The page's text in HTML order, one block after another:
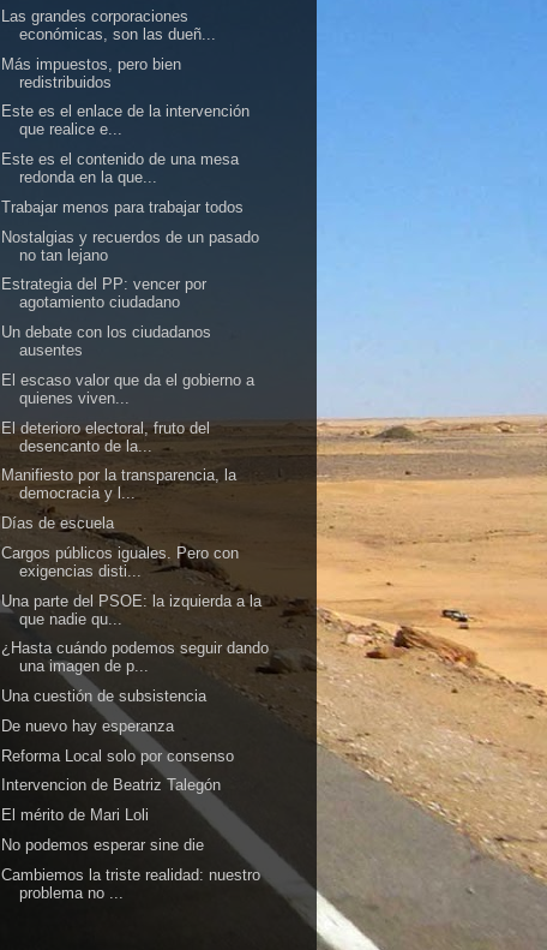
Las grandes corporaciones
económicas, son las dueñ...
Más impuestos, pero bien
redistribuidos
Este es el enlace de la intervención
que realice e...
Este es el contenido de una mesa
redonda en la que...
Trabajar menos para trabajar todos
Nostalgias y recuerdos de un pasado
no tan lejano
Estrategia del PP: vencer por
agotamiento ciudadano
Un debate con los ciudadanos
ausentes
El escaso valor que da el gobierno a
quienes viven...
El deterioro electoral, fruto del
desencanto de la...
Manifiesto por la transparencia, la
democracia y l...
Días de escuela
Cargos públicos iguales. Pero con
exigencias disti...
Una parte del PSOE: la izquierda a la
que nadie qu...
¿Hasta cuándo podemos seguir dando
una imagen de p...
Una cuestión de subsistencia
De nuevo hay esperanza
Reforma Local solo por consenso
Intervencion de Beatriz Talegón
El mérito de Mari Loli
No podemos esperar sine die
Cambiemos la triste realidad: nuestro
problema no ...